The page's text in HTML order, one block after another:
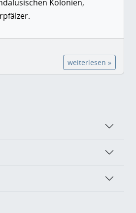
Kolonien,
weiterlesen »